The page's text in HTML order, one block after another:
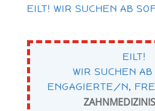
EILT! WIR SUCHEN AB
EILT!
WIR SUCHEN
ENGAGIERTE/N,